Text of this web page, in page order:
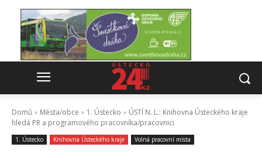
Domů Města/obce 1. Ústecko
ÚSTÍ N. L.: Knihovna Ústeckého kraje
hledá PR a programového pracovníka/pracovnici
1. Ústecko Knihovna Ústeckého kraje Volná pracovní místa